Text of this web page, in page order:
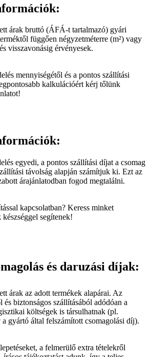
árak bruttó (ÁFÁ-t tartalmazó) gyári
függően négyzetméterre (m²) vagy
visszavonásig érvényesek.
mennyiségétől és a pontos szállítási
kalkulációért kérj tőlünk
egyedi, a pontos szállítási díjat a csomag
távolság alapján számítjuk ki. Ezt az
árajánlatodban fogod megtalálni.
kapcsolatban? Keress minket
segítenek!
és daruzási díjak:
árak az adott termékek alapárai. Az
biztonságos szállításából adódóan a
költségek is társulhatnak (pl.
gyártó által felszámított csomagolási díj).
a felmerülő extra tételekről